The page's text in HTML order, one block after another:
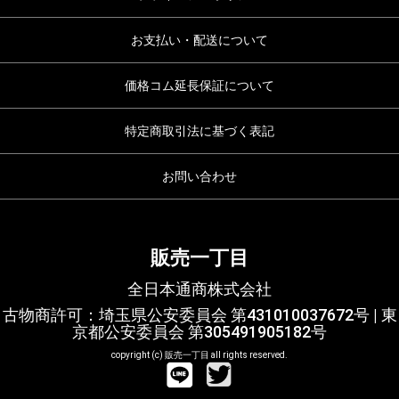
お支払い・配送について
価格コム延長保証について
特定商取引法に基づく表記
お問い合わせ
販売一丁目
全日本通商株式会社
古物商許可：埼玉県公安委員会 第431010037672号 | 東
京都公安委員会 第305491905182号
copyright (c) 販売一丁目 all rights reserved.